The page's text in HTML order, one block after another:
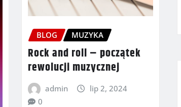
BLOG MUZYKA
Rock and roll – początek
rewolucji muzycznej
admin
lip 2, 2024
0